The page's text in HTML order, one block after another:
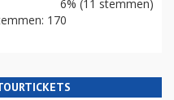
6% (11 stemmen)
170